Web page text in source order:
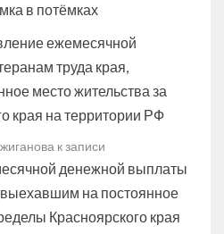
в потёмках
ежемесячной
труда края,
место жительства за
края на территории РФ
к записи
денежной выплаты
выехавшим на постоянное
Красноярского края